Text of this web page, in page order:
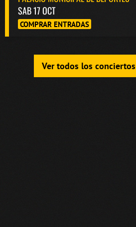
SAB 17 OCT
COMPRAR ENTRADAS
Ver todos los